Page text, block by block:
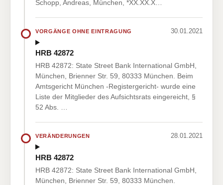
Schopp, Andreas, München, *XX.XX.X…
VORGÄNGE OHNE EINTRAGUNG 30.01.2021
HRB 42872
HRB 42872: State Street Bank International GmbH,
München, Brienner Str. 59, 80333 München. Beim
Amtsgericht München -Registergericht- wurde eine
Liste der Mitglieder des Aufsichtsrats eingereicht, §
52 Abs. …
VERÄNDERUNGEN 28.01.2021
HRB 42872
HRB 42872: State Street Bank International GmbH,
München, Brienner Str. 59, 80333 München.